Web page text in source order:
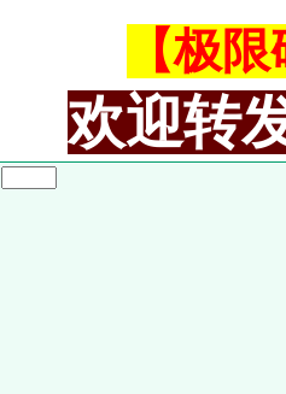
【极
欢迎转